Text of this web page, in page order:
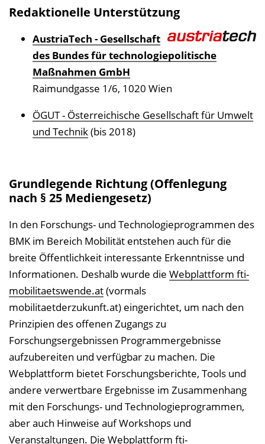
Redaktionelle Unterstützung
AustriaTech - Gesellschaft
des Bundes für technologiepolitische
Maßnahmen GmbH
Raimundgasse 1/6, 1020 Wien
ÖGUT - Österreichische Gesellschaft für Umwelt
und Technik(bis 2018)
Grundlegende Richtung (Offenlegung
nach § 25 Mediengesetz)
In den Forschungs- und Technologieprogrammen des
BMK im Bereich Mobilität entstehen auch für die
breite Öffentlichkeit interessante Erkenntnisse und
Informationen. Deshalb wurde die Webplattform fti-
mobilitaetswende.at(vormals
mobilitaetderzukunft.at) eingerichtet, um nach den
Prinzipien des offenen Zugangs zu
Forschungsergebnissen Programmergebnisse
aufzubereiten und verfügbar zu machen. Die
Webplattform bietet Forschungsberichte, Tools und
andere verwertbare Ergebnisse im Zusammenhang
mit den Forschungs- und Technologieprogrammen,
aber auch Hinweise auf Workshops und
Veranstaltungen. Die Webplattform fti-